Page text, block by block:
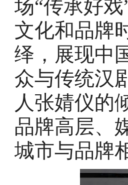
场“传承好
文化和品牌
绎，展现中
众与传统汉
人张婧仪的
品牌高层、
城市与品牌